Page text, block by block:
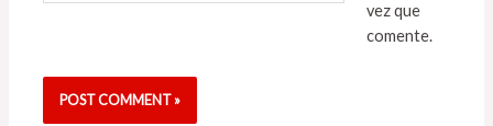
vez que
comente.